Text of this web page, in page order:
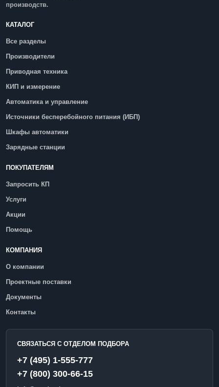
производств.
КАТАЛОГ
Все разделы
Производители
Приводная техника
КИП и измерение
Автоматика и управление
Источники бесперебойного питания (ИБП)
Шкафы автоматики
Зарядные станции
ПОКУПАТЕЛЯМ
Запросить КП
Услуги
Акции
Помощь
КОМПАНИЯ
О компании
Проектные поставки
Документы
Контакты
СВЯЗАТЬСЯ С ОТДЕЛОМ ПОДБОРА
+7 (495) 1-555-777
+7 (800) 300-66-15